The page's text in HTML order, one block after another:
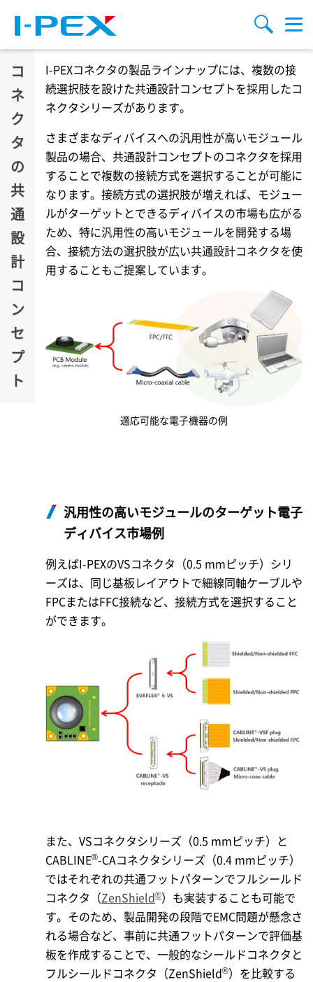
検索
ュ
ー
コ
ネ
ク
タ
の
共
通
設
計
コ
ン
セ
プ
ト
I-PEXコネクタの製品ラインナップには、複数の接
続選択肢を設けた共通設計コンセプトを採用したコ
ネクタシリーズがあります。
さまざまなディバイスへの汎用性が高いモジュール
製品の場合、共通設計コンセプトのコネクタを採用
することで複数の接続方式を選択することが可能に
なります。接続方式の選択肢が増えれば、モジュー
ルがターゲットとできるディバイスの市場も広がる
ため、特に汎用性の高いモジュールを開発する場
合、接続方法の選択肢が広い共通設計コネクタを使
用することもご提案しています。
適応可能な電子機器の例
汎用性の高いモジュールのターゲット電子
ディバイス市場例
例えばI-PEXのVSコネクタ（0.5 mmピッチ）シリ
ーズは、同じ基板レイアウトで細線同軸ケーブルや
FPCまたはFFC接続など、接続方式を選択すること
ができます。
また、VSコネクタシリーズ（0.5 mmピッチ）と
CABLINE®-CAコネクタシリーズ（0.4 mmピッチ）
ではそれぞれの共通フットパターンでフルシールド
コネクタ（ZenShield®）も実装することも可能で
す。そのため、製品開発の段階でEMC問題が懸念さ
れる場合など、事前に共通フットパターンで評価基
板を作成することで、一般的なシールドコネクタと
フルシールドコネクタ（ZenShield®）を比較する